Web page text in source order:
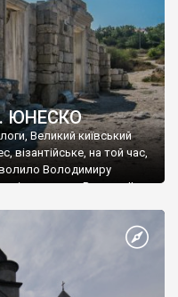
ЮНЕСКО
Великий київський
візантійське, на той час,
Володимиру
імператору Василю ІІ, та
Василем-християнином.
Херсонесу Таврійського